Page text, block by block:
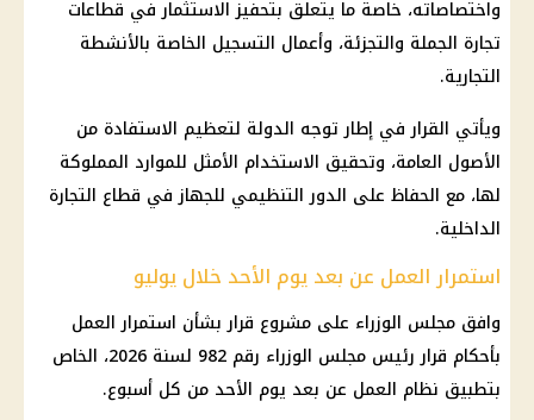
واختصاصاته، خاصة ما يتعلق بتحفيز الاستثمار في قطاعات
تجارة الجملة والتجزئة، وأعمال التسجيل الخاصة بالأنشطة
التجارية.
ويأتي القرار في إطار توجه الدولة لتعظيم الاستفادة من
الأصول العامة، وتحقيق الاستخدام الأمثل للموارد المملوكة
لها، مع الحفاظ على الدور التنظيمي للجهاز في قطاع التجارة
الداخلية.
استمرار العمل عن بعد يوم الأحد خلال يوليو
وافق مجلس الوزراء على مشروع قرار بشأن استمرار العمل
بأحكام قرار رئيس مجلس الوزراء رقم 982 لسنة 2026، الخاص
بتطبيق نظام العمل عن بعد يوم الأحد من كل أسبوع.